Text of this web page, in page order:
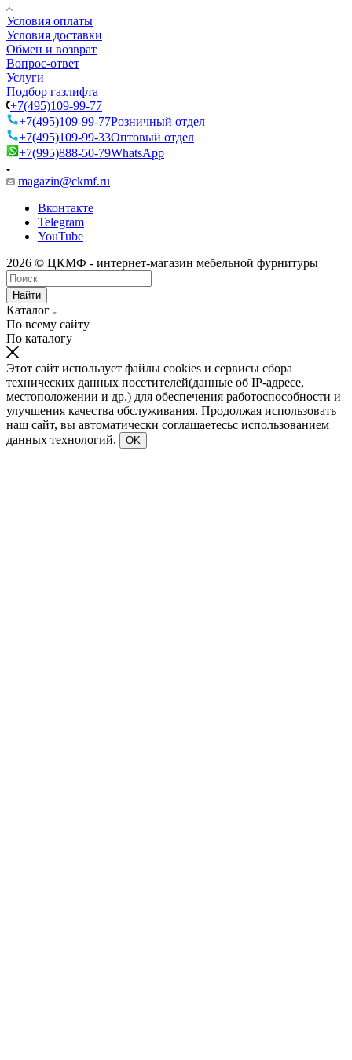
Условия оплаты
Условия доставки
Обмен и возврат
Вопрос-ответ
Услуги
Подбор газлифта
+7(495)109-99-77
+7(495)109-99-77Розничный отдел
+7(495)109-99-33Оптовый отдел
+7(995)888-50-79WhatsApp
magazin@ckmf.ru
Вконтакте
Telegram
YouTube
2026 © ЦКМФ - интернет-магазин мебельной фурнитуры
Найти
Каталог
По всему сайту
По каталогу
Этот сайт использует файлы cookies и сервисы сбора
технических данных посетителей(данные об IP-адресе,
местоположении и др.) для обеспечения работоспособности и
улучшения качества обслуживания. Продолжая использовать
наш сайт, вы автоматически соглашаетесьс использованием
данных технологий.
OK